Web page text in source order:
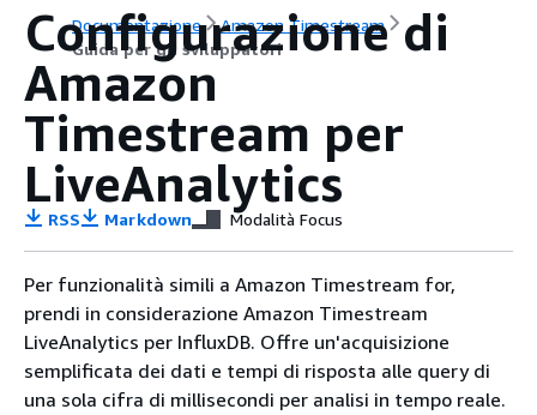
Documentazione
Amazon Timestream
Guida per gli sviluppatori
Configurazione di
Amazon
Timestream per
LiveAnalytics
RSS Markdown Modalità Focus
Per funzionalità simili a Amazon Timestream for,
prendi in considerazione Amazon Timestream
LiveAnalytics per InfluxDB. Offre un'acquisizione
semplificata dei dati e tempi di risposta alle query di
una sola cifra di millisecondi per analisi in tempo reale.